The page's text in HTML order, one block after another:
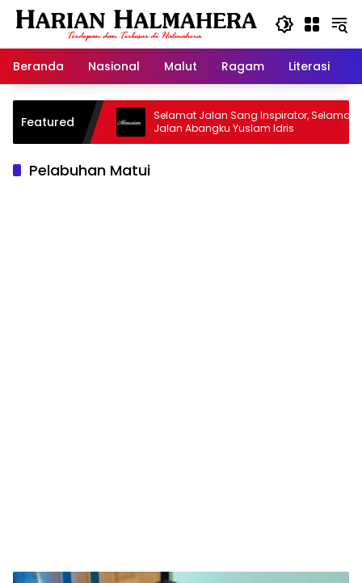
Langsung
Beranda
Nasional Malut Ragam Literasi
Featured
Warisan
Selamat Jalan Sang Inspirator, Selamat
Jalan Abangku Yuslam Idris
Pelabuhan Matui